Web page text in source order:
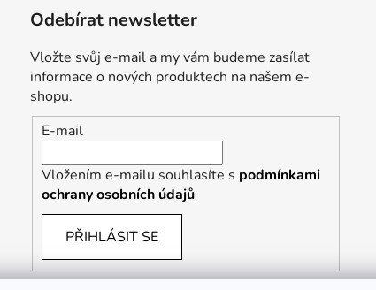
Odebírat newsletter
Vložte svůj e-mail a my vám budeme zasílat
informace o nových produktech na našem e-
shopu.
E-mail
Vložením e-mailu souhlasíte s podmínkami
ochrany osobních údajů
PŘIHLÁSIT SE